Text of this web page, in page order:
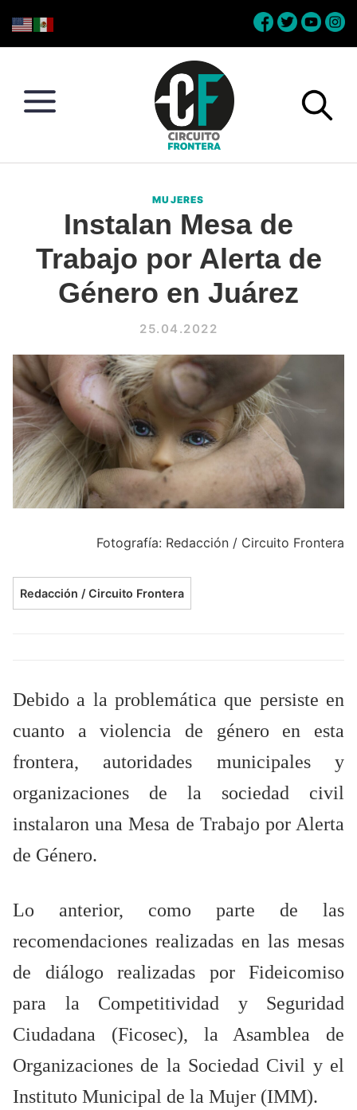
to
to
to
to
Conéctate
la
frontera
MUJERES
Instalan Mesa de
Trabajo por Alerta de
Género en Juárez
25.04.2022
Fotografía: Redacción / Circuito Frontera
Redacción / Circuito Frontera
Debido a la problemática que persiste en
cuanto a violencia de género en esta
frontera, autoridades municipales y
organizaciones de la sociedad civil
instalaron una Mesa de Trabajo por Alerta
de Género.
Lo anterior, como parte de las
recomendaciones realizadas en las mesas
de diálogo realizadas por Fideicomiso
para la Competitividad y Seguridad
Ciudadana (Ficosec), la Asamblea de
Organizaciones de la Sociedad Civil y el
Instituto Municipal de la Mujer (IMM).